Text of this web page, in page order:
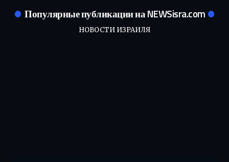
Популярные публикации на NEWSisra.com
НОВОСТИ ИЗРАИЛЯ